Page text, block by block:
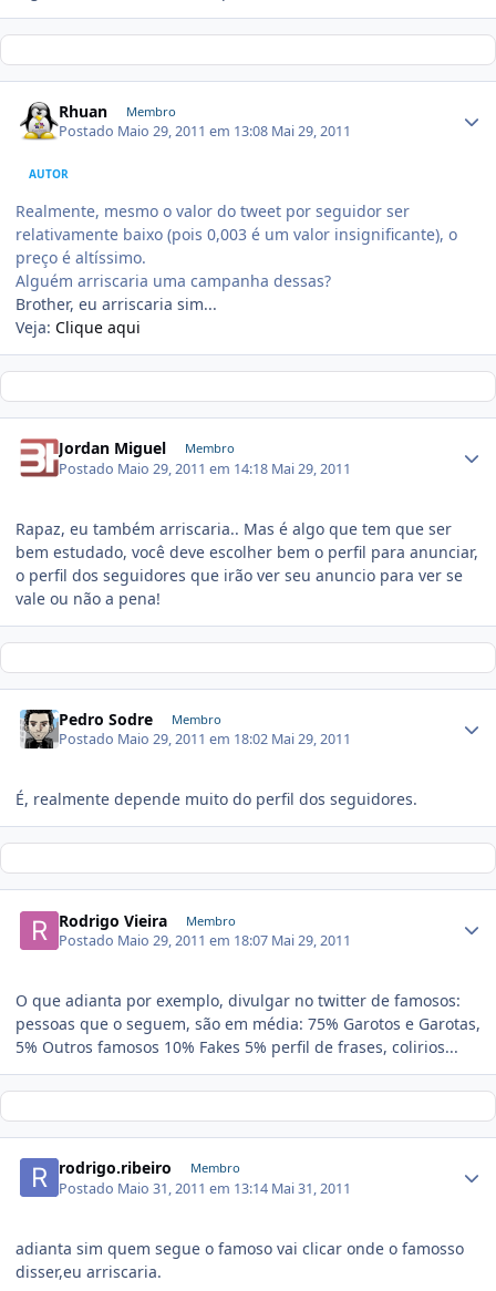
Rhuan Membro
Postado Maio 29, 2011 em 13:08 Mai 29, 2011
AUTOR
Realmente, mesmo o valor do tweet por seguidor ser
relativamente baixo (pois 0,003 é um valor insignificante), o
preço é altíssimo.
Alguém arriscaria uma campanha dessas?
Brother, eu arriscaria sim...
Veja: Clique aqui
Jordan Miguel Membro
Postado Maio 29, 2011 em 14:18 Mai 29, 2011
Rapaz, eu também arriscaria.. Mas é algo que tem que ser
bem estudado, você deve escolher bem o perfil para anunciar,
o perfil dos seguidores que irão ver seu anuncio para ver se
vale ou não a pena!
Pedro Sodre Membro
Postado Maio 29, 2011 em 18:02 Mai 29, 2011
É, realmente depende muito do perfil dos seguidores.
Rodrigo Vieira Membro
Postado Maio 29, 2011 em 18:07 Mai 29, 2011
O que adianta por exemplo, divulgar no twitter de famosos:
pessoas que o seguem, são em média: 75% Garotos e Garotas,
5% Outros famosos 10% Fakes 5% perfil de frases, colirios...
rodrigo.ribeiro Membro
Postado Maio 31, 2011 em 13:14 Mai 31, 2011
adianta sim quem segue o famoso vai clicar onde o famosso
disser,eu arriscaria.